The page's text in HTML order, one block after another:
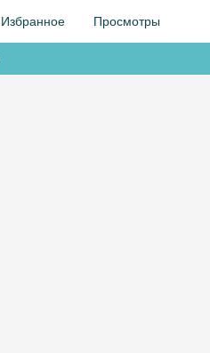
Избранное Просмотры